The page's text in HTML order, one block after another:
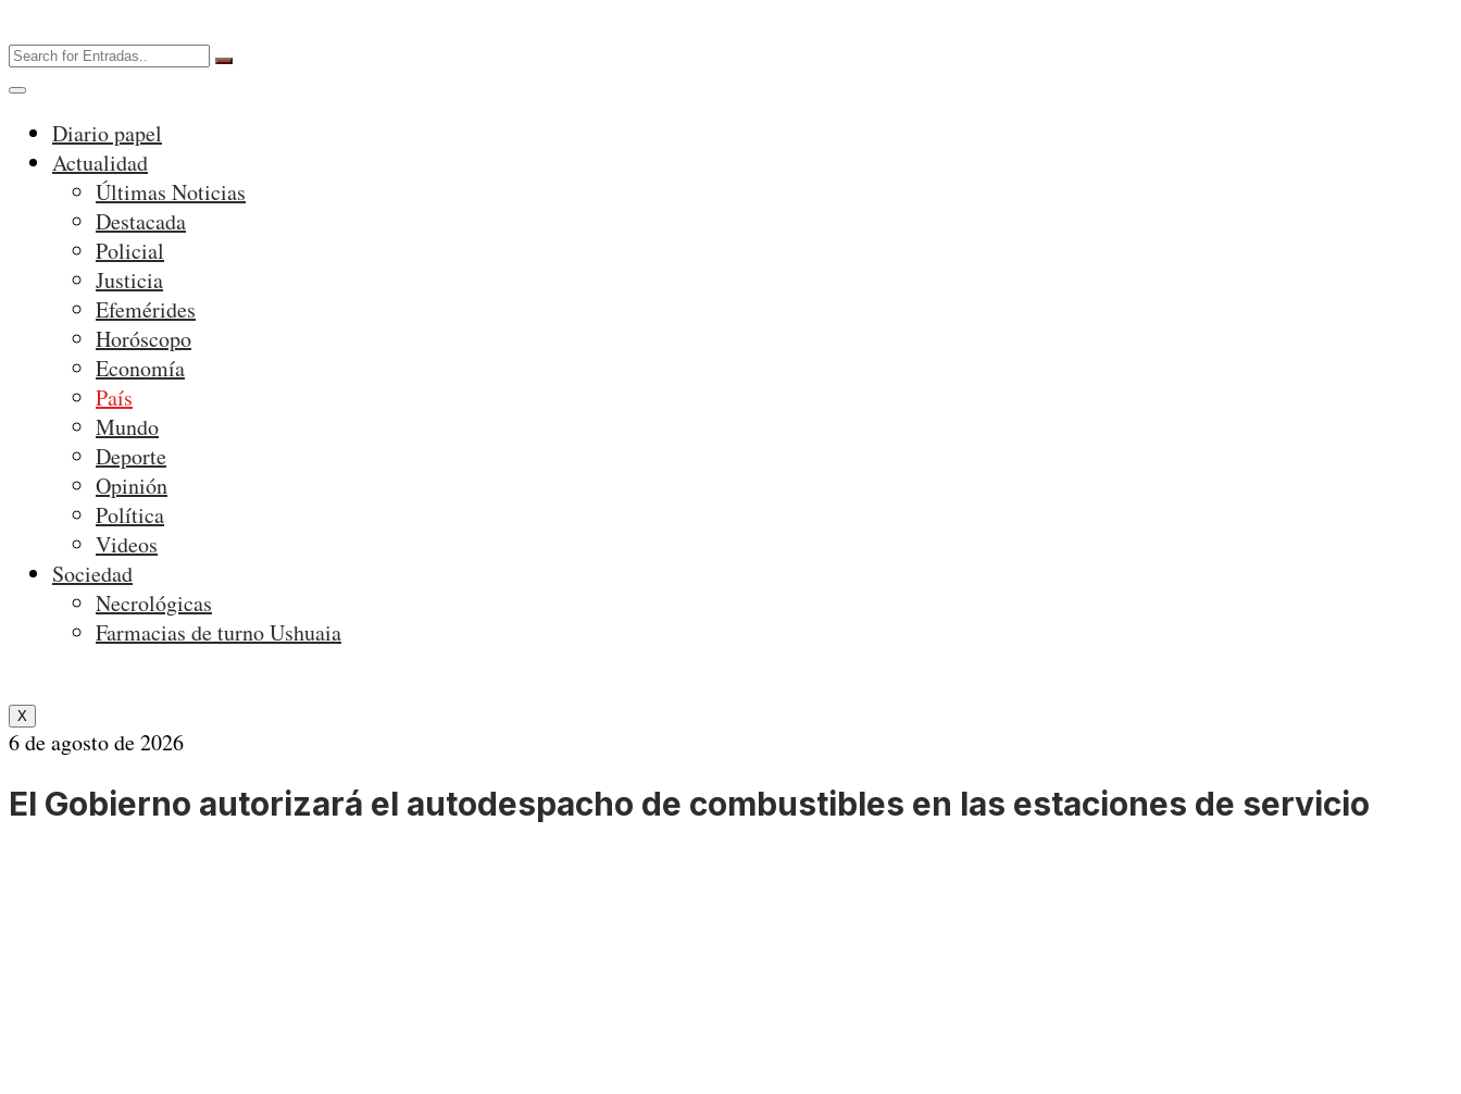
Diario papel
Actualidad
Últimas Noticias
Destacada
Policial
Justicia
Efemérides
Horóscopo
Economía
País
Mundo
Deporte
Opinión
Política
Videos
Sociedad
Necrológicas
Farmacias de turno Ushuaia
X
6 de agosto de 2026
El Gobierno autorizará el autodespacho de combustibles en las estaciones de servicio